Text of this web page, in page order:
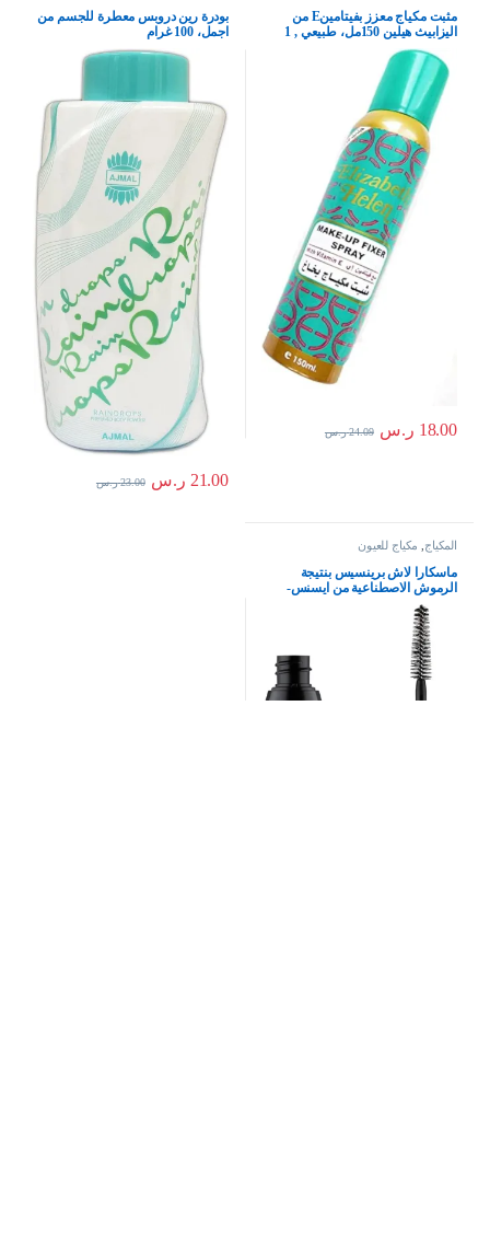
مثبت مكياج معزز بفيتامينE من
اليزابيث هيلين 150مل، طبيعي , 1
18.00 ر.س 24.09 ر.س
بودرة رين دروبس معطرة للجسم من
اجمل، 100 غرام
21.00 ر.س 23.00 ر.س
المكياج مكياج للعيون
ماسكارا لاش برينسيس بنتيجة
الرموش الاصطناعية من ايسنس-